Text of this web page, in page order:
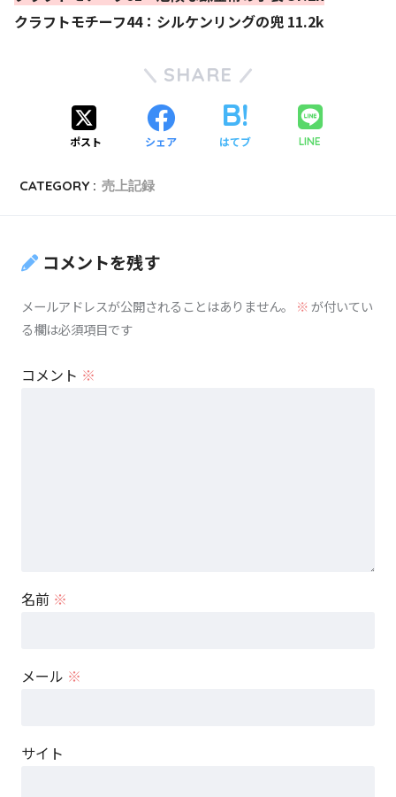
クラフトモチーフ44：シルケンリングの兜 11.2k
SHARE
ポスト シェア はてブ LINE
CATEGORY : 売上記録
コメントを残す
メールアドレスが公開されることはありません。 ※が付いてい
る欄は必須項目です
コメント ※
名前 ※
メール ※
サイト